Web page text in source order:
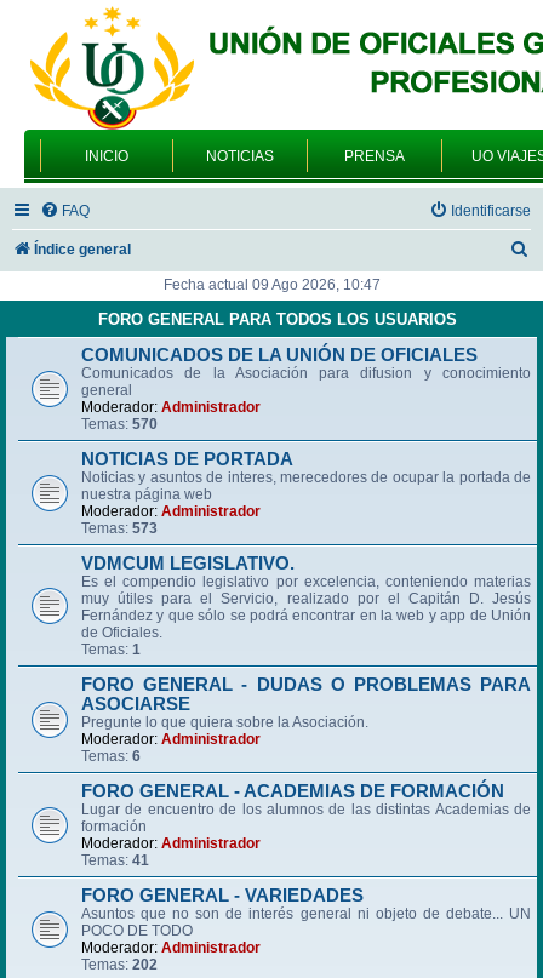
INICIO NOTICIAS PRENSA UO
FAQ Identificarse
Índice general
c
Fecha actual 09 Ago 2026, 10:47
FORO GENERAL PARA TODOS LOS USUARIOS
COMUNICADOS DE LA UNIÓN DE OFICIALES
Comunicados de la Asociación para difusion y conocimiento
general
Moderador: Administrador
Temas: 570
NOTICIAS DE PORTADA
Noticias y asuntos de interes, merecedores de ocupar la portada de
nuestra página web
Moderador: Administrador
Temas: 573
VDMCUM LEGISLATIVO.
Es el compendio legislativo por excelencia, conteniendo materias
muy útiles para el Servicio, realizado por el Capitán D. Jesús
Fernández y que sólo se podrá encontrar en la web y app de Unión
de Oficiales.
Temas: 1
FORO GENERAL - DUDAS O PROBLEMAS PARA
ASOCIARSE
Pregunte lo que quiera sobre la Asociación.
Moderador: Administrador
Temas: 6
FORO GENERAL - ACADEMIAS DE FORMACIÓN
Lugar de encuentro de los alumnos de las distintas Academias de
formación
Moderador: Administrador
Temas: 41
FORO GENERAL - VARIEDADES
Asuntos que no son de interés general ni objeto de debate... UN
POCO DE TODO
Moderador: Administrador
Temas: 202